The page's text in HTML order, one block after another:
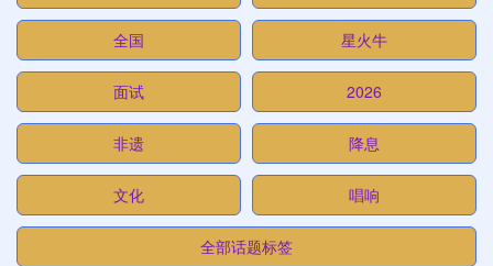
全国 星火牛
面试 2026
非遗 降息
文化 唱响
全部话题标签